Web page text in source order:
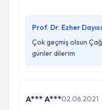
Prof. Dr. Ezher
Çok geçmiş olsun
günler dilerim
A*** A***02.06.2021